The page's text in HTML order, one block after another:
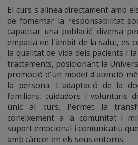
El curs s'alinea directament amb
de fomentar la responsabilitat
capacitar una població diversa
empatia en l'àmbit de la salut, es
la qualitat de vida dels pacients i
tractaments, posicionant la
promoció d'un model d'atenció
la persona. L'adaptació de la
familiars, cuidadors i voluntaris
únic al curs. Permet la
coneixement a la comunitat i
suport emocional i comunicatiu
amb càncer en els seus entorns.